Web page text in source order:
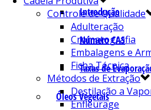
Introdução
Número CAS
Taxas de
Óleos Vegetais
Controle de Qualidade
Adulteração
Cromatografia
Embalagens e
Ficha Técnica
Métodos de Extração
Destilação a
Enfleurage